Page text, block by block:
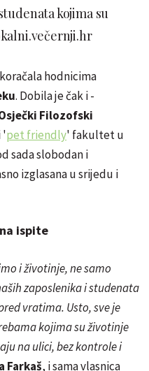
kojima su
hodnicima
. Dobila je čak i -
Filozofski
'pet friendly' fakultet u
sada slobodan i
izglasana u srijedu i
ispite
i životinje, ne samo
zaposlenika i studenata
vratima. Usto, sve je
kojima su životinje
na ulici, bez kontrole i
Farkaš, i sama vlasnica